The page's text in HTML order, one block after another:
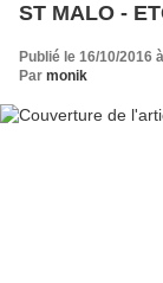
ST MALO -
Publié le 16/10/2016
Par monik